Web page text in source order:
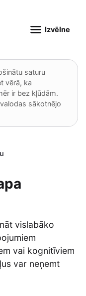
Izvēlne
saturu
vērā, ka
ir bez kļūdām.
sākotnējo
vislabāko
vai kognitīviem
var neņemt